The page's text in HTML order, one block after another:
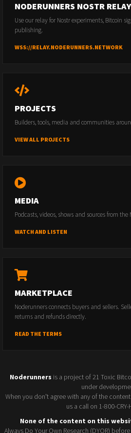
NODERUNNERS NOSTR RELAY
Use our relay for Nostr experiments, Bitcoin
publishing.
WSS://RELAY.NODERUNNERS.NETWORK
PROJECTS
Builders, tools, media and communities
VIEW ALL PROJECTS
MEDIA
Podcasts, videos, shows and sources from
WATCH AND LISTEN
MARKETPLACE
Noderunners connects buyers and sellers.
returns and refunds directly.
READ THE TERMS
Noderunners is a project of 21 Toxic
under
When you don't agree with any of the
us a call on 1-800-CRY-
None of the content on this
Always Do Your Own Research (DYOR)